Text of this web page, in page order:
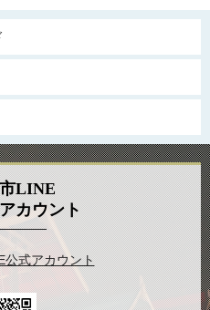
LINE
カウント
公式アカウント